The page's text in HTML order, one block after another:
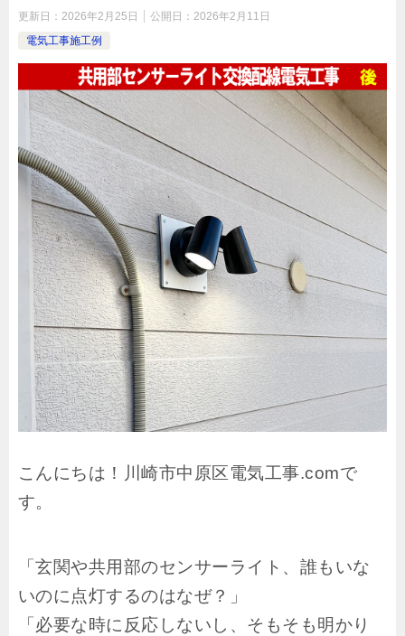
更新日： 2026年2月25日 公開日： 2026年2月11日
電気工事施工例
こんにちは！川崎市中原区電気工事.comで
す。
「玄関や共用部のセンサーライト、誰もいな
いのに点灯するのはなぜ？」
「必要な時に反応しないし、そもそも明かり